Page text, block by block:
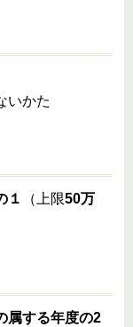
いかた
１ （上限50万
属する年度の2